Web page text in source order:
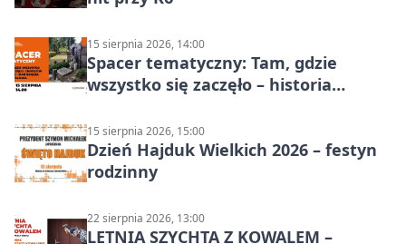
15 sierpnia 2026, 14:00
Spacer tematyczny: Tam, gdzie
wszystko się zaczęło – historia
15 sierpnia 2026, 15:00
Dzień Hajduk Wielkich 2026 – festyn
rodzinny
22 sierpnia 2026, 13:00
LETNIA SZYCHTA Z KOWALEM –